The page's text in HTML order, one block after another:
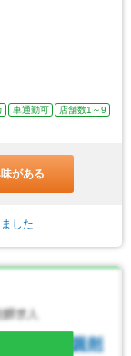
車通勤可
店舗数1～9
がある
した